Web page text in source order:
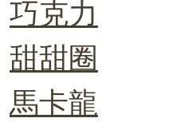
巧克力
甜甜圈
馬卡龍